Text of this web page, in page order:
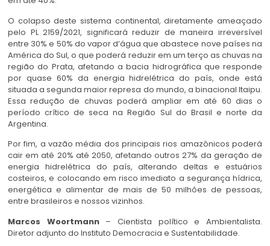
O colapso deste sistema continental, diretamente ameaçado
pelo PL 2159/2021, significará reduzir de maneira irreversível
entre 30% e 50% do vapor d’água que abastece nove países na
América do Sul, o que poderá reduzir em um terço as chuvas na
região do Prata, afetando a bacia hidrográfica que responde
por quase 60% da energia hidrelétrica do país, onde está
situada a segunda maior represa do mundo, a binacional Itaipu.
Essa redução de chuvas poderá ampliar em até 60 dias o
período crítico de seca na Região Sul do Brasil e norte da
Argentina.
Por fim, a vazão média dos principais rios amazônicos poderá
cair em até 20% até 2050, afetando outros 27% da geração de
energia hidrelétrica do país, alterando deltas e estuários
costeiros, e colocando em risco imediato a segurança hídrica,
energética e alimentar de mais de 50 milhões de pessoas,
entre brasileiros e nossos vizinhos.
Marcos Woortmann– Cientista político e Ambientalista.
Diretor adjunto do Instituto Democracia e Sustentabilidade.